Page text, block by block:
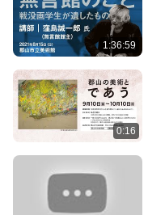
1:36:59
0:16